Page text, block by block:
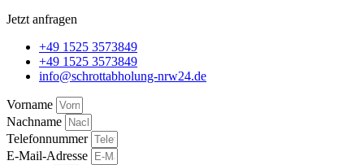
Jetzt anfragen
+49 1525 3573849
+49 1525 3573849
info@schrottabholung-nrw24.de
Vorname
Nachname
Telefonnummer
E-Mail-Adresse